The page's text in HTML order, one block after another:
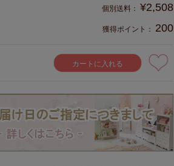
¥2,508
獲得ポイント： 200
カートに入れる